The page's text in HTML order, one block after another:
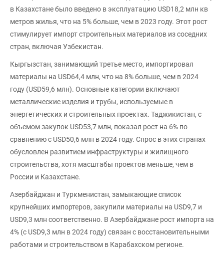
в Казахстане было введено в эксплуатацию USD18,2 млн кв
метров жилья, что на 5% больше, чем в 2023 году. Этот рост
стимулирует импорт строительных материалов из соседних
стран, включая Узбекистан.
Кыргызстан, занимающий третье место, импортировал
материалы на USD64,4 млн, что на 8% больше, чем в 2024
году (USD59,6 млн). Основные категории включают
металлические изделия и трубы, используемые в
энергетических и строительных проектах. Таджикистан, с
объемом закупок USD53,7 млн, показал рост на 6% по
сравнению с USD50,6 млн в 2024 году. Спрос в этих странах
обусловлен развитием инфраструктуры и жилищного
строительства, хотя масштабы проектов меньше, чем в
России и Казахстане.
Азербайджан и Туркменистан, замыкающие список
крупнейших импортеров, закупили материалы на USD9,7 и
USD9,3 млн соответственно. В Азербайджане рост импорта на
4% (с USD9,3 млн в 2024 году) связан с восстановительными
работами и строительством в Карабахском регионе.